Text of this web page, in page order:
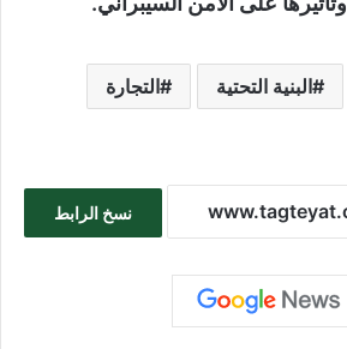
البنية التحتية التجارة
نسخ الرابط